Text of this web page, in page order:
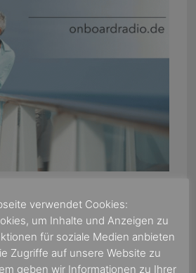
verwendet Cookies:
um Inhalte und Anzeigen zu
für soziale Medien anbieten
Zugriffe auf unsere Website zu
geben wir Informationen zu Ihrer